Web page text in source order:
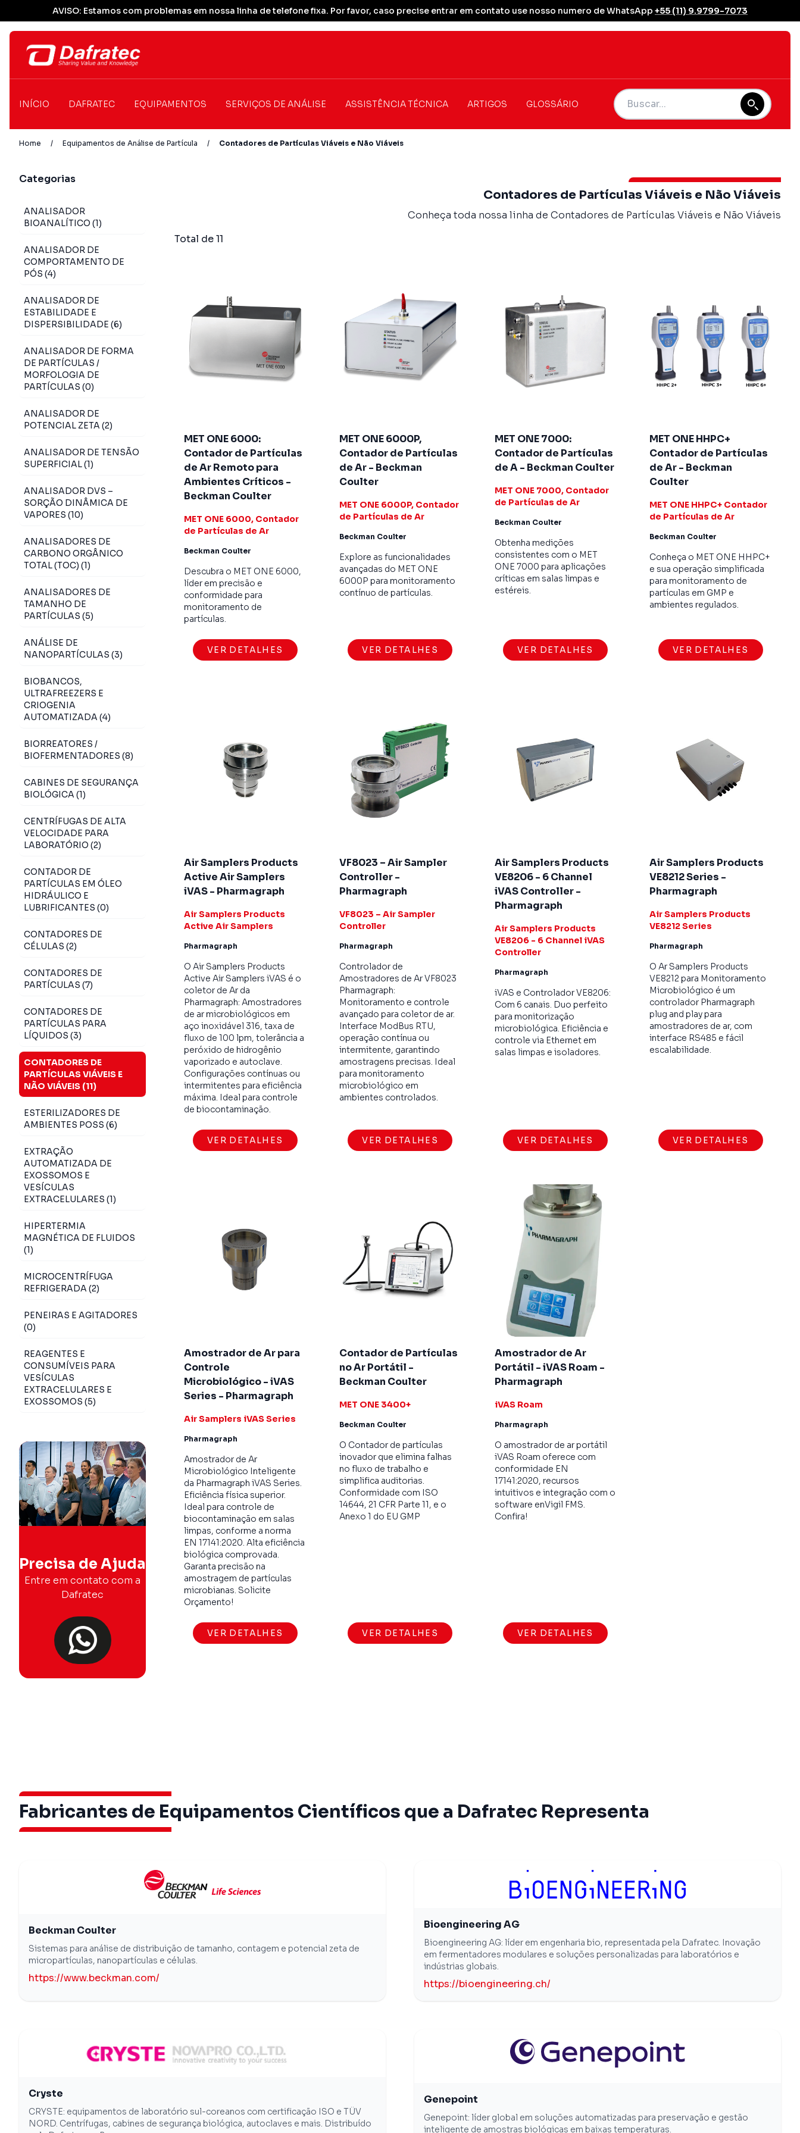
AVISO: Estamos com problemas em nossa linha de telefone fixa. Por favor, caso precise entrar em contato use nosso numero de WhatsApp +55 (11) 9.9799-7073
INÍCIO DAFRATEC EQUIPAMENTOS SERVIÇOS DE ANÁLISE ASSISTÊNCIA TÉCNICA ARTIGOS GLOSSÁRIO
Home / Equipamentos de Análise de Partícula / Contadores de Partículas Viáveis e Não Viáveis
Contadores de Partículas Viáveis e Não Viáveis
Conheça toda nossa linha de Contadores de Partículas Viáveis e Não Viáveis
Total de 11
MET ONE 6000:
Contador de Partículas
de Ar Remoto para
Ambientes Críticos -
Beckman Coulter
MET ONE 6000, Contador
de Partículas de Ar
Beckman Coulter
Descubra o MET ONE 6000,
líder em precisão e
conformidade para
monitoramento de
partículas.
VER DETALHES
MET ONE 6000P,
Contador de Partículas
de Ar - Beckman
Coulter
MET ONE 6000P, Contador
de Partículas de Ar
Beckman Coulter
Explore as funcionalidades
avançadas do MET ONE
6000P para monitoramento
contínuo de partículas.
VER DETALHES
MET ONE 7000:
Contador de Partículas
de A - Beckman Coulter
MET ONE 7000, Contador
de Partículas de Ar
Beckman Coulter
Obtenha medições
consistentes com o MET
ONE 7000 para aplicações
críticas em salas limpas e
estéreis.
VER DETALHES
MET ONE HHPC+
Contador de Partículas
de Ar - Beckman
Coulter
MET ONE HHPC+ Contador
de Partículas de Ar
Beckman Coulter
Conheça o MET ONE HHPC+
e sua operação simplificada
para monitoramento de
partículas em GMP e
ambientes regulados.
VER DETALHES
Air Samplers Products
Active Air Samplers
iVAS - Pharmagraph
Air Samplers Products
Active Air Samplers
Pharmagraph
O Air Samplers Products
Active Air Samplers iVAS é o
coletor de Ar da
Pharmagraph: Amostradores
de ar microbiológicos em
aço inoxidável 316, taxa de
fluxo de 100 lpm, tolerância a
peróxido de hidrogênio
vaporizado e autoclave.
Configurações contínuas ou
intermitentes para eficiência
máxima. Ideal para controle
de biocontaminação.
VER DETALHES
VF8023 – Air Sampler
Controller -
Pharmagraph
VF8023 – Air Sampler
Controller
Pharmagraph
Controlador de
Amostradores de Ar VF8023
Pharmagraph:
Monitoramento e controle
avançado para coletor de ar.
Interface ModBus RTU,
operação contínua ou
intermitente, garantindo
amostragens precisas. Ideal
para monitoramento
microbiológico em
ambientes controlados.
VER DETALHES
Air Samplers Products
VE8206 - 6 Channel
iVAS Controller -
Pharmagraph
Air Samplers Products
VE8206 - 6 Channel iVAS
Controller
Pharmagraph
iVAS e Controlador VE8206:
Com 6 canais. Duo perfeito
para monitorização
microbiológica. Eficiência e
controle via Ethernet em
salas limpas e isoladores.
VER DETALHES
Air Samplers Products
VE8212 Series -
Pharmagraph
Air Samplers Products
VE8212 Series
Pharmagraph
O Ar Samplers Products
VE8212 para Monitoramento
Microbiológico é um
controlador Pharmagraph
plug and play para
amostradores de ar, com
interface RS485 e fácil
escalabilidade.
VER DETALHES
Amostrador de Ar para
Controle
Microbiológico - iVAS
Series - Pharmagraph
Air Samplers iVAS Series
Pharmagraph
Amostrador de Ar
Microbiológico Inteligente
da Pharmagraph iVAS Series.
Eficiência física superior.
Ideal para controle de
biocontaminação em salas
limpas, conforme a norma
EN 17141:2020. Alta eficiência
biológica comprovada.
Garanta precisão na
amostragem de partículas
microbianas. Solicite
Orçamento!
VER DETALHES
Contador de Partículas
no Ar Portátil -
Beckman Coulter
MET ONE 3400+
Beckman Coulter
O Contador de partículas
inovador que elimina falhas
no fluxo de trabalho e
simplifica auditorias.
Conformidade com ISO
14644, 21 CFR Parte 11, e o
Anexo 1 do EU GMP
VER DETALHES
Amostrador de Ar
Portátil - iVAS Roam -
Pharmagraph
iVAS Roam
Pharmagraph
O amostrador de ar portátil
iVAS Roam oferece com
conformidade EN
17141:2020, recursos
intuitivos e integração com o
software enVigil FMS.
Confira!
VER DETALHES
Categorias
ANALISADOR
BIOANALÍTICO (1)
ANALISADOR DE
COMPORTAMENTO DE
PÓS (4)
ANALISADOR DE
ESTABILIDADE E
DISPERSIBILIDADE (6)
ANALISADOR DE FORMA
DE PARTÍCULAS /
MORFOLOGIA DE
PARTÍCULAS (0)
ANALISADOR DE
POTENCIAL ZETA (2)
ANALISADOR DE TENSÃO
SUPERFICIAL (1)
ANALISADOR DVS –
SORÇÃO DINÂMICA DE
VAPORES (10)
ANALISADORES DE
CARBONO ORGÂNICO
TOTAL (TOC) (1)
ANALISADORES DE
TAMANHO DE
PARTÍCULAS (5)
ANÁLISE DE
NANOPARTÍCULAS (3)
BIOBANCOS,
ULTRAFREEZERS E
CRIOGENIA
AUTOMATIZADA (4)
BIORREATORES /
BIOFERMENTADORES (8)
CABINES DE SEGURANÇA
BIOLÓGICA (1)
CENTRÍFUGAS DE ALTA
VELOCIDADE PARA
LABORATÓRIO (2)
CONTADOR DE
PARTÍCULAS EM ÓLEO
HIDRÁULICO E
LUBRIFICANTES (0)
CONTADORES DE
CÉLULAS (2)
CONTADORES DE
PARTÍCULAS (7)
CONTADORES DE
PARTÍCULAS PARA
LÍQUIDOS (3)
CONTADORES DE
PARTÍCULAS VIÁVEIS E
NÃO VIÁVEIS (11)
ESTERILIZADORES DE
AMBIENTES POSS (6)
EXTRAÇÃO
AUTOMATIZADA DE
EXOSSOMOS E
VESÍCULAS
EXTRACELULARES (1)
HIPERTERMIA
MAGNÉTICA DE FLUIDOS
(1)
MICROCENTRÍFUGA
REFRIGERADA (2)
PENEIRAS E AGITADORES
(0)
REAGENTES E
CONSUMÍVEIS PARA
VESÍCULAS
EXTRACELULARES E
EXOSSOMOS (5)
Precisa de Ajuda
Entre em contato com a
Dafratec
Fabricantes de Equipamentos Científicos que a Dafratec Representa
Beckman Coulter
Sistemas para análise de distribuição de tamanho, contagem e potencial zeta de
micropartículas, nanopartículas e células.
https://www.beckman.com/
Bioengineering AG
Bioengineering AG: líder em engenharia bio, representada pela Dafratec. Inovação
em fermentadores modulares e soluções personalizadas para laboratórios e
indústrias globais.
https://bioengineering.ch/
Cryste
CRYSTE: equipamentos de laboratório sul-coreanos com certificação ISO e TÜV
NORD. Centrífugas, cabines de segurança biológica, autoclaves e mais. Distribuído
Genepoint
Genepoint: líder global em soluções automatizadas para preservação e gestão
inteligente de amostras biológicas em baixas temperaturas.